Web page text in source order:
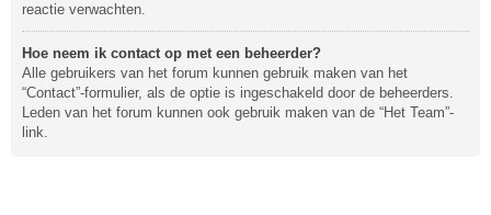
reactie verwachten.
Hoe neem ik contact op met een beheerder?
Alle gebruikers van het forum kunnen gebruik maken van het
“Contact”-formulier, als de optie is ingeschakeld door de beheerders.
Leden van het forum kunnen ook gebruik maken van de “Het Team”-
link.